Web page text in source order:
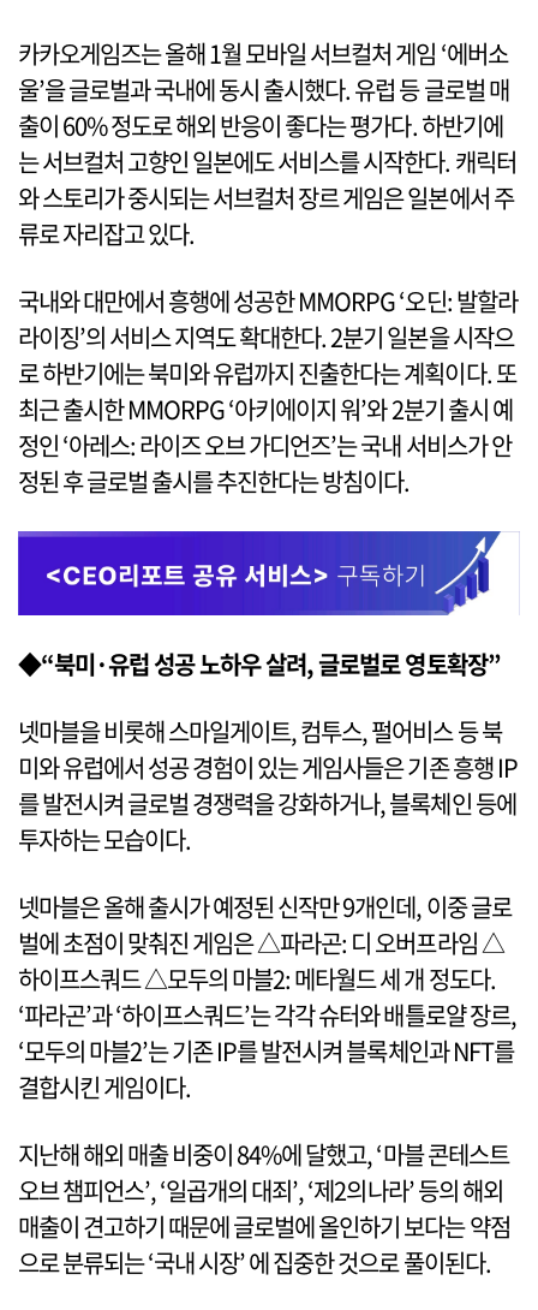
카카오게임즈는 올해 1월 모바일 서브컬처 게임 ‘에버소
울’을 글로벌과 국내에 동시 출시했다. 유럽 등 글로벌 매
출이 60% 정도로 해외 반응이 좋다는 평가다. 하반기에
는 서브컬처 고향인 일본에도 서비스를 시작한다. 캐릭터
와 스토리가 중시되는 서브컬처 장르 게임은 일본에서 주
류로 자리잡고 있다.
국내와 대만에서 흥행에 성공한 MMORPG ‘오딘: 발할라
라이징’의 서비스 지역도 확대한다. 2분기 일본을 시작으
로 하반기에는 북미와 유럽까지 진출한다는 계획이다. 또
최근 출시한 MMORPG ‘아키에이지 워’와 2분기 출시 예
정인 ‘아레스: 라이즈 오브 가디언즈’는 국내 서비스가 안
정된 후 글로벌 출시를 추진한다는 방침이다.
◆“북미·유럽 성공 노하우 살려, 글로벌로 영토확장”
넷마블을 비롯해 스마일게이트, 컴투스, 펄어비스 등 북
미와 유럽에서 성공 경험이 있는 게임사들은 기존 흥행 IP
를 발전시켜 글로벌 경쟁력을 강화하거나, 블록체인 등에
투자하는 모습이다.
넷마블은 올해 출시가 예정된 신작만 9개인데, 이중 글로
벌에 초점이 맞춰진 게임은 △파라곤: 디 오버프라임 △
하이프스쿼드 △모두의 마블2: 메타월드 세 개 정도다.
‘파라곤’과 ‘하이프스쿼드’는 각각 슈터와 배틀로얄 장르,
‘모두의 마블2’는 기존 IP를 발전시켜 블록체인과 NFT를
결합시킨 게임이다.
지난해 해외 매출 비중이 84%에 달했고, ‘마블 콘테스트
오브 챔피언스’, ‘일곱개의 대죄’, ‘제2의나라’ 등의 해외
매출이 견고하기 때문에 글로벌에 올인하기 보다는 약점
으로 분류되는 ‘국내 시장’ 에 집중한 것으로 풀이된다.